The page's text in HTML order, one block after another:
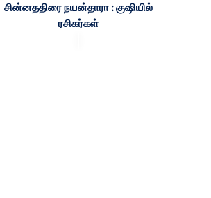
சின்னததிரை நயன்தாரா : குஷியில்
ரசிகர்கள்